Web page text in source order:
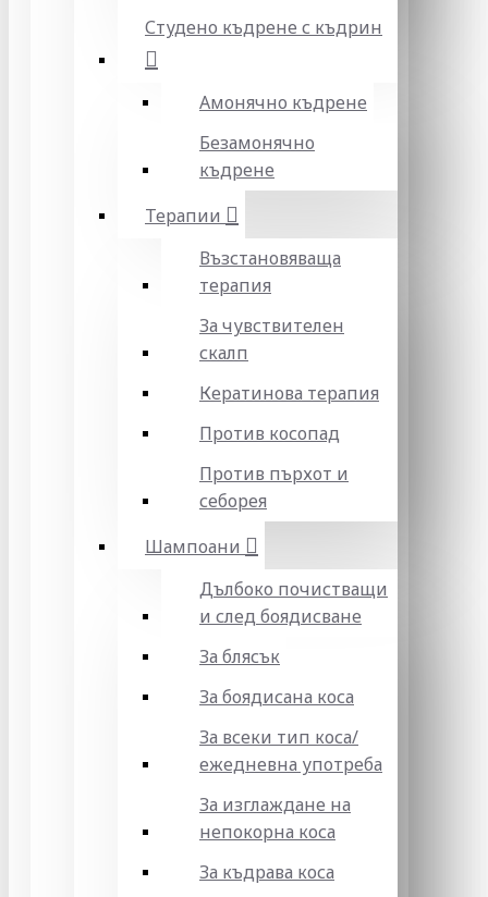
Студено къдрене с къдрин
Амонячно къдрене
Безамонячно
къдрене
Терапии
Възстановяваща
терапия
За чувствителен
скалп
Кератинова терапия
Против косопад
Против пърхот и
себорея
Шампоани
Дълбоко почистващи
и след боядисване
За блясък
За боядисана коса
За всеки тип коса/
ежедневна употреба
За изглаждане на
непокорна коса
За къдрава коса